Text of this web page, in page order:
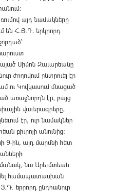
այդ նամակները
են Հ.Յ.Դ. երկրորդ
Սիմոն Զաւարեանը
ժողովում ընտրուել էր
ու Կովկասում մնացած
առաջնորդն էր, բայց
վաւերագրերը,
էր, ուր նամակներ
բիւրոյի անունից։
9-ին, այդ մարմնի հետ
նա Արեւմտեան
համապատասխան
երրորդ ընդհանուր